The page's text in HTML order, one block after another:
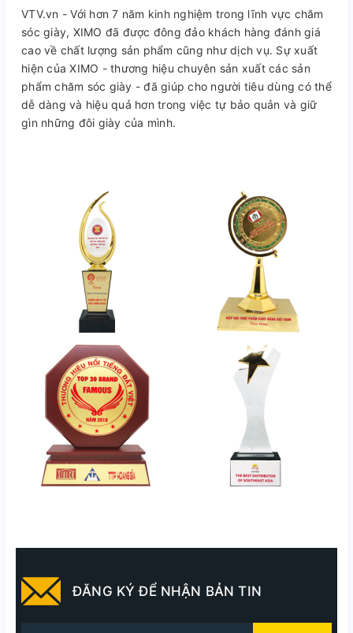
VTV.vn - Với hơn 7 năm kinh nghiệm trong lĩnh vực chăm
sóc giày, XIMO đã được đông đảo khách hàng đánh giá
cao về chất lượng sản phẩm cũng như dịch vụ. Sự xuất
hiện của XIMO - thương hiệu chuyên sản xuất các sản
phẩm chăm sóc giày - đã giúp cho người tiêu dùng có thể
dễ dàng và hiệu quả hơn trong việc tự bảo quản và giữ
gìn những đôi giày của mình.
ĐĂNG KÝ ĐỂ NHẬN BẢN TIN